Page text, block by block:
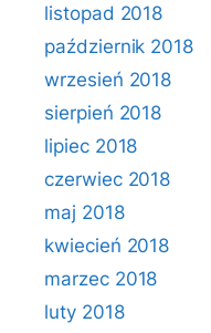
listopad 2018
październik 2018
wrzesień 2018
sierpień 2018
lipiec 2018
czerwiec 2018
maj 2018
kwiecień 2018
marzec 2018
luty 2018